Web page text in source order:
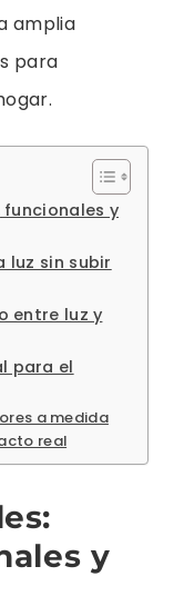
amplia
para
funcionales y
luz sin subir
entre luz y
para el
a medida
real
y